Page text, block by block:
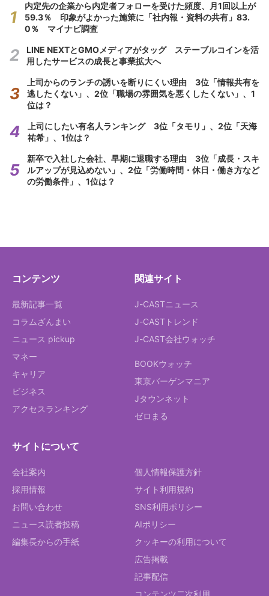
内定先の企業から内定者フォローを受けた頻度、月1回以上が
59.3％ 印象がよかった施策に「社内報・資料の共有」83.
0％ マイナビ調査
LINE NEXTとGMOメディアがタッグ ステーブルコインを活
用したサービスの成長と事業拡大へ
上司からのランチの誘いを断りにくい理由 3位「情報共有を
逃したくない」、2位「職場の雰囲気を悪くしたくない」、1
位は？
上司にしたい有名人ランキング 3位「タモリ」、2位「天海
祐希」、1位は？
新卒で入社した会社、早期に退職する理由 3位「成長・スキ
ルアップが見込めない」、2位「労働時間・休日・働き方など
の労働条件」、1位は？
コンテンツ
最新記事一覧
コラムざんまい
ニュース pickup
マネー
キャリア
ビジネス
アクセスランキング
関連サイト
J-CASTニュース
J-CASTトレンド
J-CAST会社ウォッチ
BOOKウォッチ
東京バーゲンマニア
Jタウンネット
ゼロまる
サイトについて
会社案内
採用情報
お問い合わせ
ニュース読者投稿
編集長からの手紙
個人情報保護方針
サイト利用規約
SNS利用ポリシー
AIポリシー
クッキーの利用について
広告掲載
記事配信